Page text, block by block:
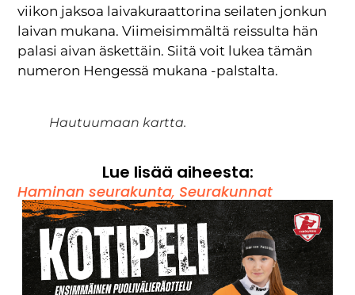
viikon jaksoa laivakuraattorina seilaten jonkun
laivan mukana. Viimeisimmältä reissulta hän
palasi aivan äskettäin. Siitä voit lukea tämän
numeron Hengessä mukana -palstalta.
Hautuumaan kartta.
Lue lisää aiheesta:
Haminan seurakunta, Seurakunnat